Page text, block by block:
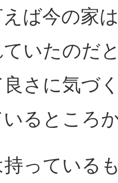
ば今の家
ていたのだ
さに気づ
るところ
持っている